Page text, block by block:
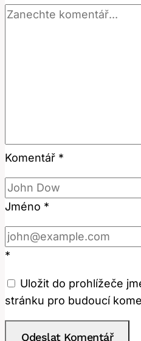
Komentář *
Jméno *
*
Uložit do prohlížeče
stránku pro budoucí